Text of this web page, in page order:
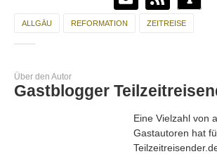
ALLGÄU REFORMATION ZEITREISE
Über den Autor
Gastblogger
Eine Vielzahl von
Gastautoren hat